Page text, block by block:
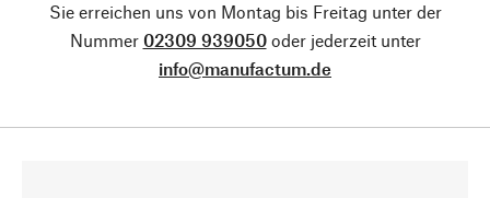
Sie erreichen uns von Montag bis Freitag unter der
Nummer 02309 939050oder jederzeit unter
info@manufactum.de